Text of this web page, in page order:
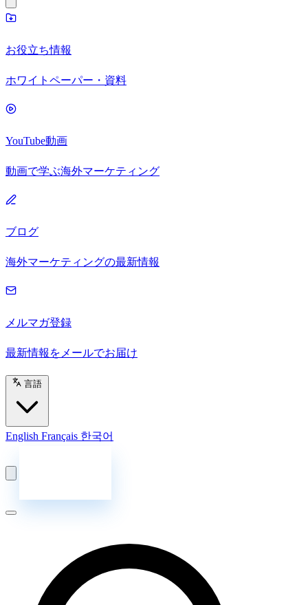
お役立ち情報
ホワイトペーパー・資料
YouTube動画
動画で学ぶ海外マーケティング
ブログ
海外マーケティングの最新情報
メルマガ登録
最新情報をメールでお届け
言語
English Français 한국어